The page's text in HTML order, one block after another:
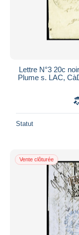
Lettre N°3 20c
Plume s. LAC,
Statut
Vente clôturée